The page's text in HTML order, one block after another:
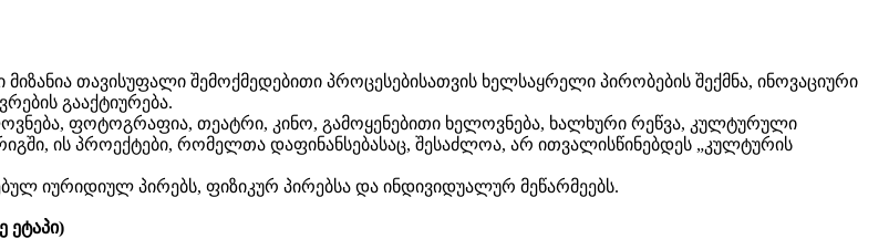
თავისუფალი შემოქმედებითი პროცესებისათვის ხელსაყრელი პირობების შექმნა, ინოვაციური
გააქტიურება.
ფოტოგრაფია, თეატრი, კინო, გამოყენებითი ხელოვნება, ხალხური რეწვა, კულტურული
ის პროექტები, რომელთა დაფინანსებასაც, შესაძლოა, არ ითვალისწინებდეს „კულტურის
იურიდიულ პირებს, ფიზიკურ პირებსა და ინდივიდუალურ მეწარმეებს.
ეტაპი)